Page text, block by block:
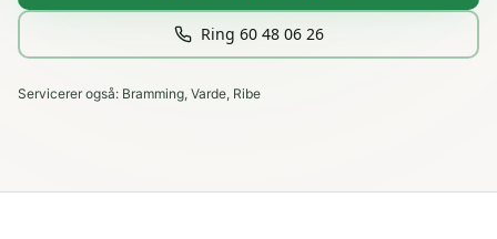
Ring 60 48 06 26
Servicerer også: Bramming, Varde, Ribe